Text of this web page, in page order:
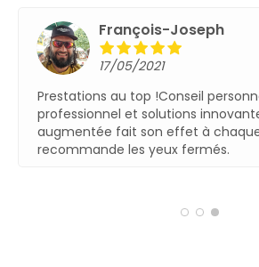
François-Joseph
17/05/2021
Prestations au top !Conseil
professionnel et solutions
augmentée fait son effet à
recommande les yeux fermés.